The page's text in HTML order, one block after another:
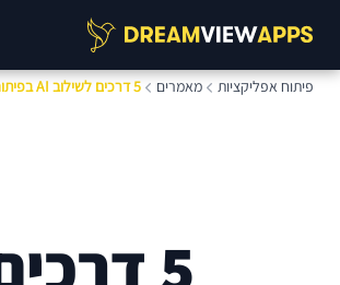
פיתוח אפליקציות מאמרים 5 דרכים לשילוב AI בפיתוח אפליקציות מודרני
5 דרכים לשילוב AI בפיתוח אפליקציות מודרני